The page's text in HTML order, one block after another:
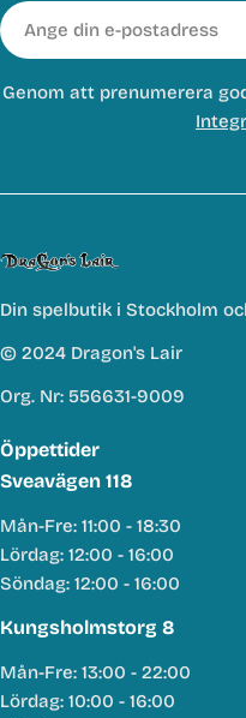
E-
post
Genom att prenumerera
Din spelbutik i Stockholm
© 2024 Dragon's Lair
Org. Nr: 556631-9009
Öppettider
Sveavägen 118
Mån-Fre: 11:00 - 18:30
Lördag: 12:00 - 16:00
Söndag: 12:00 - 16:00
Kungsholmstorg 8
Mån-Fre: 13:00 - 22:00
Lördag: 10:00 - 16:00